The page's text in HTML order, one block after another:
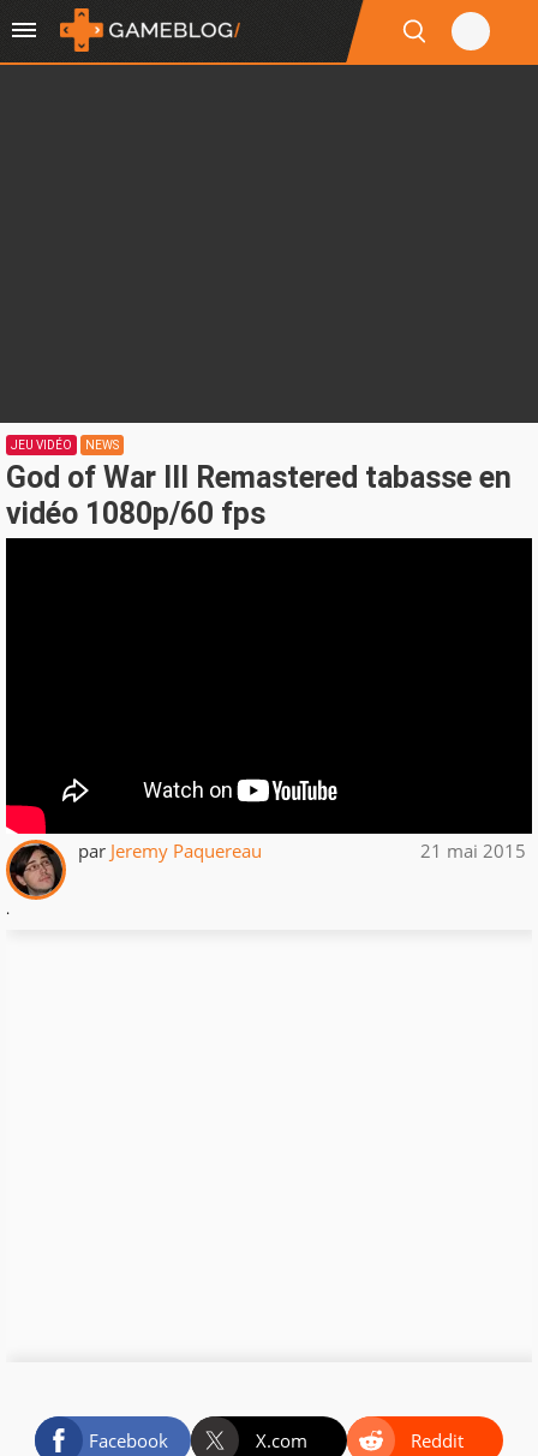
JEU VIDÉO NEWS
God of War III Remastered tabasse en
vidéo 1080p/60 fps
par Jeremy Paquereau 21 mai 2015
.
Facebook X.com
Reddit